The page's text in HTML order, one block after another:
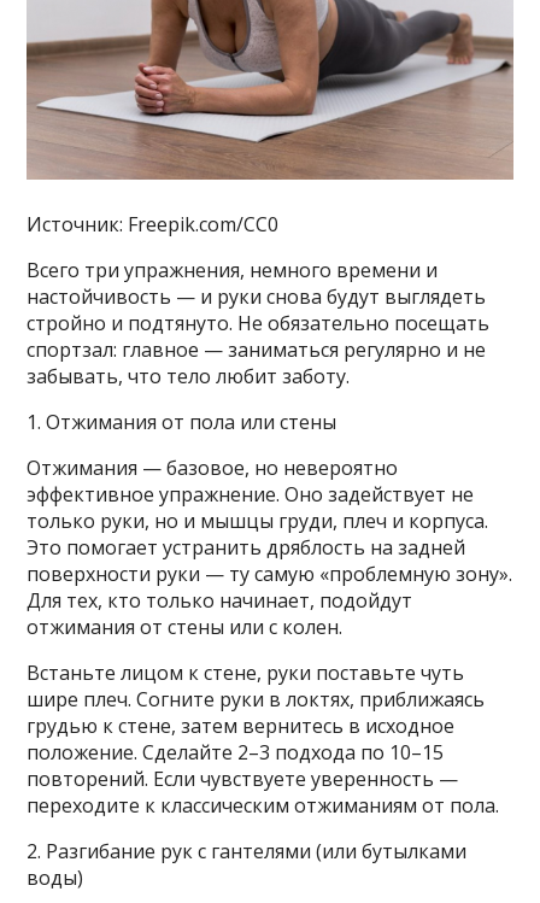
Источник: Freepik.com/CC0
Всего три упражнения, немного времени и
настойчивость — и руки снова будут выглядеть
стройно и подтянуто. Не обязательно посещать
спортзал: главное — заниматься регулярно и не
забывать, что тело любит заботу.
1. Отжимания от пола или стены
Отжимания — базовое, но невероятно
эффективное упражнение. Оно задействует не
только руки, но и мышцы груди, плеч и корпуса.
Это помогает устранить дряблость на задней
поверхности руки — ту самую «проблемную зону».
Для тех, кто только начинает, подойдут
отжимания от стены или с колен.
Встаньте лицом к стене, руки поставьте чуть
шире плеч. Согните руки в локтях, приближаясь
грудью к стене, затем вернитесь в исходное
положение. Сделайте 2–3 подхода по 10–15
повторений. Если чувствуете уверенность —
переходите к классическим отжиманиям от пола.
2. Разгибание рук с гантелями (или бутылками
воды)